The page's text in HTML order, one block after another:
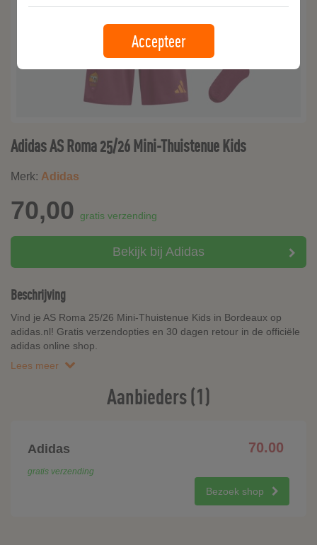
Adidas AS Roma 25/26 Mini-Thuistenue Kids
Merk: Adidas
70,00 gratis verzending
Bekijk bij Adidas
Beschrijving
Vind je AS Roma 25/26 Mini-Thuistenue Kids in Bordeaux op
adidas.nl! Gratis verzendopties en 30 dagen retour in de officiële
adidas online shop.
Lees meer
Aanbieders (1)
Adidas 70.00
gratis verzending
Bezoek shop
Accepteer